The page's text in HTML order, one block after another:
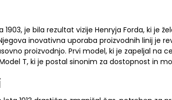
je bila rezultat vizije Henryja Forda, ki je
inovativna uporaba proizvodnih linij je
proizvodnjo. Prvi model, ki je zapeljal na
T, ki je postal sinonim za dostopnost in